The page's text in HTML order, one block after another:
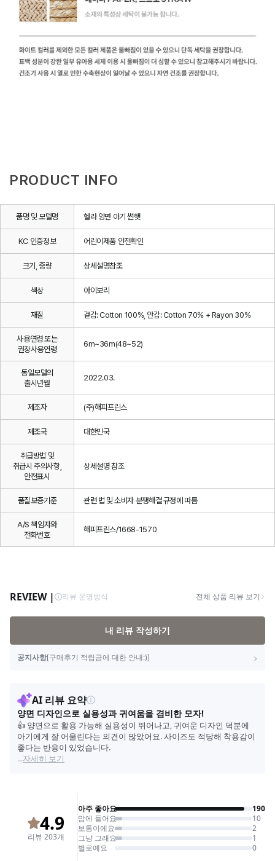
PRODUCT INFO
품명 및 모델명 헬라 양면 아기 썬햇
KC 인증정보 어린이제품 안전확인
크기, 중량 상세설명참조
색상 아이보리
재질 겉감: Cotton 100%, 안감: Cotton 70% + Rayon 30%
사용연령 또는
권장사용연령
6m~36m(48~52)
동일모델의
출시년월
2022.03.
제조자 (주)해피프린스
제조국 대한민국
취급방법 및
취급시 주의사항,
안전표시
상세설명 참조
품질보증기준 관련 법 및 소비자 분쟁해결 규정에 따름
A/S 책임자와
전화번호
해피프린스/1668-1570